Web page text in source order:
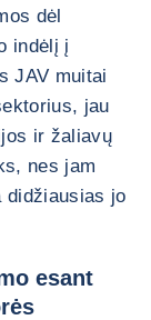
dėl
indėlį į
JAV muitai
jau
ir žaliavų
nes jam
didžiausias jo
esant